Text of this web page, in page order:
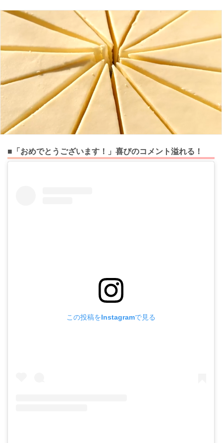
■「おめでとうございます！」喜びのコメント溢れる！
この投稿をInstagramで見る